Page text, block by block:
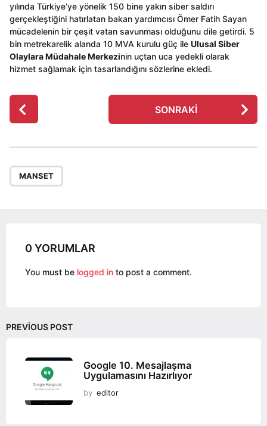
yılında Türkiye’ye yönelik 150 bine yakın siber saldırı
gerçekleştiğini hatırlatan bakan yardımcısı Ömer Fatih Sayan
mücadelenin bir çeşit vatan savunması olduğunu dile getirdi. 5
bin metrekarelik alanda 10 MVA kurulu güç ile Ulusal Siber
Olaylara Müdahale Merkezinin uçtan uca yedekli olarak
hizmet sağlamak için tasarlandığını sözlerine ekledi.
P
o
t
P
a
SONRAKI
MANSET
0 YORUMLAR
You must be logged in to post a comment.
PREVIOUS POST
Google 10. Mesajlaşma
Uygulamasını Hazırlıyor
by editor